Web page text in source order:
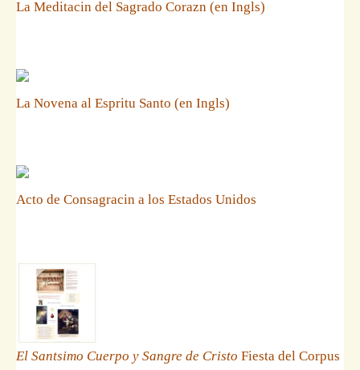
La Meditacin del Sagrado Corazn (en Ingls)
La Novena al Espritu Santo (en Ingls)
Acto de Consagracin a los Estados Unidos
El Santsimo Cuerpo y Sangre de Cristo Fiesta del Corpus